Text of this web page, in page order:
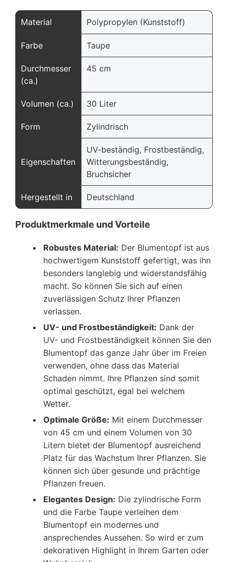
Material Polypropylen (Kunststoff)
Farbe Taupe
Durchmesser
(ca.)
45 cm
Volumen (ca.) 30 Liter
Form Zylindrisch
Eigenschaften
UV-beständig, Frostbeständig,
Witterungsbeständig,
Bruchsicher
Hergestellt in Deutschland
Produktmerkmale und Vorteile
Robustes Material: Der Blumentopf ist aus
hochwertigem Kunststoff gefertigt, was ihn
besonders langlebig und widerstandsfähig
macht. So können Sie sich auf einen
zuverlässigen Schutz Ihrer Pflanzen
verlassen.
UV- und Frostbeständigkeit: Dank der
UV- und Frostbeständigkeit können Sie den
Blumentopf das ganze Jahr über im Freien
verwenden, ohne dass das Material
Schaden nimmt. Ihre Pflanzen sind somit
optimal geschützt, egal bei welchem
Wetter.
Optimale Größe: Mit einem Durchmesser
von 45 cm und einem Volumen von 30
Litern bietet der Blumentopf ausreichend
Platz für das Wachstum Ihrer Pflanzen. Sie
können sich über gesunde und prächtige
Pflanzen freuen.
Elegantes Design: Die zylindrische Form
und die Farbe Taupe verleihen dem
Blumentopf ein modernes und
ansprechendes Aussehen. So wird er zum
dekorativen Highlight in Ihrem Garten oder